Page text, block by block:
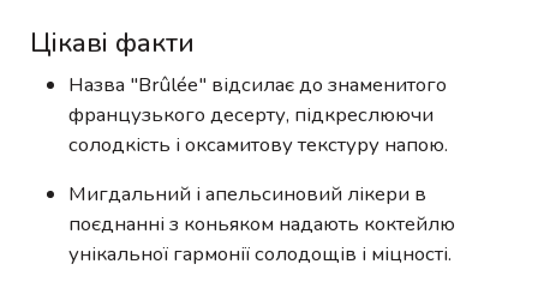
Цікаві факти
Назва "Brûlée" відсилає до знаменитого
французького десерту, підкреслюючи
солодкість і оксамитову текстуру напою.
Мигдальний і апельсиновий лікери в
поєднанні з коньяком надають коктейлю
унікальної гармонії солодощів і міцності.